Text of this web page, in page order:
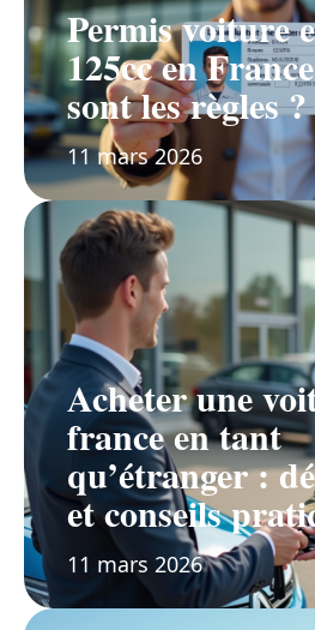
Permis voiture
125cc en
sont les règles ?
11 mars 2026
Acheter une
france en tant
qu’étranger :
et conseils
11 mars 2026